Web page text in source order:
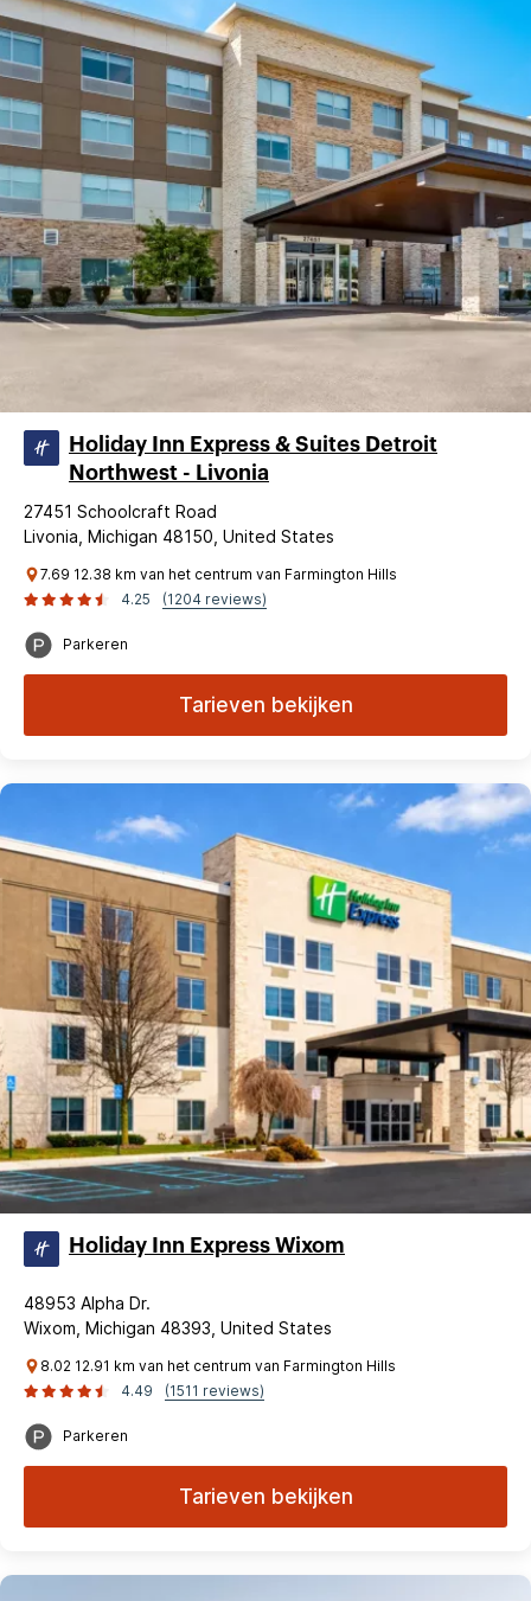
Holiday Inn Express & Suites Detroit
Northwest - Livonia
27451 Schoolcraft Road
Livonia, Michigan 48150, United States
7.69 12.38 km van het centrum van Farmington Hills
4.25
(1204 reviews)
Parkeren
Tarieven bekijken
Holiday Inn Express Wixom
48953 Alpha Dr.
Wixom, Michigan 48393, United States
8.02 12.91 km van het centrum van Farmington Hills
4.49
(1511 reviews)
Parkeren
Tarieven bekijken